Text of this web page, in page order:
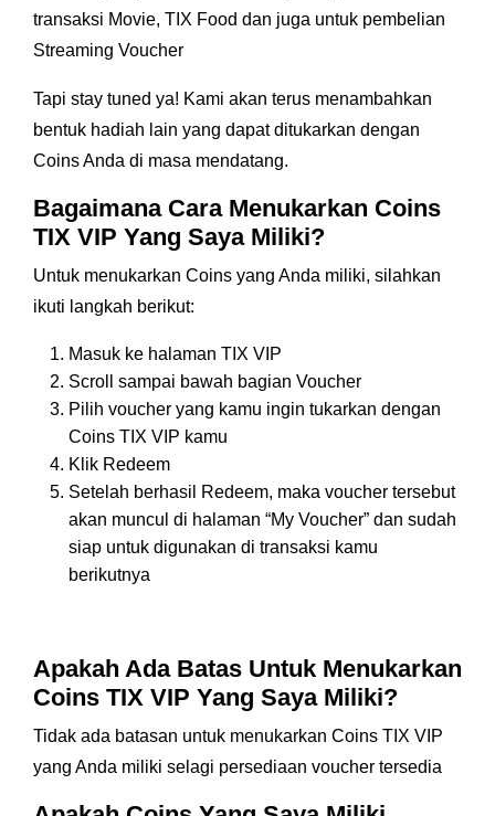
transaksi Movie, TIX Food dan juga untuk pembelian
Streaming Voucher
Tapi stay tuned ya! Kami akan terus menambahkan
bentuk hadiah lain yang dapat ditukarkan dengan
Coins Anda di masa mendatang.
Bagaimana Cara Menukarkan Coins
TIX VIP Yang Saya Miliki?
Untuk menukarkan Coins yang Anda miliki, silahkan
ikuti langkah berikut:
Masuk ke halaman TIX VIP
Scroll sampai bawah bagian Voucher
Pilih voucher yang kamu ingin tukarkan dengan
Coins TIX VIP kamu
Klik Redeem
Setelah berhasil Redeem, maka voucher tersebut
akan muncul di halaman “My Voucher” dan sudah
siap untuk digunakan di transaksi kamu
berikutnya
Apakah Ada Batas Untuk Menukarkan
Coins TIX VIP Yang Saya Miliki?
Tidak ada batasan untuk menukarkan Coins TIX VIP
yang Anda miliki selagi persediaan voucher tersedia